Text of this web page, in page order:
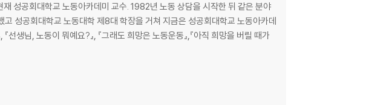
성공회대학교 노동아카데미 교수. 1982년 노동 상담을 시작한 뒤 같은 분야
성공회대학교 노동대학 제8대 학장을 거쳐 지금은 성공회대학교 노동아카데
생님, 노동이 뭐예요?』, 『그래도 희망은 노동운동』,『아직 희망을 버릴 때가